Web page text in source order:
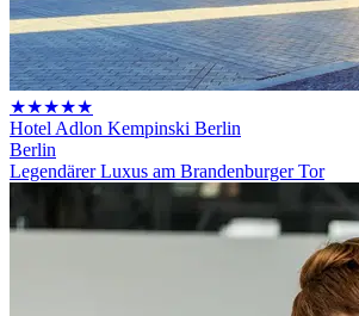
★★★★★
Hotel Adlon Kempinski Berlin
Berlin
Legendärer Luxus am Brandenburger Tor